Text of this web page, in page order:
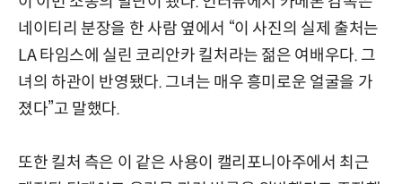
네이티리 분장을 한 사람 옆에서 “이 사진의 실제 출처는
LA 타임스에 실린 코리안카 킬처라는 젊은 여배우다. 그
녀의 하관이 반영됐다. 그녀는 매우 흥미로운 얼굴을 가
졌다”고 말했다.
또한 킬처 측은 이 같은 사용이 캘리포니아주에서 최근